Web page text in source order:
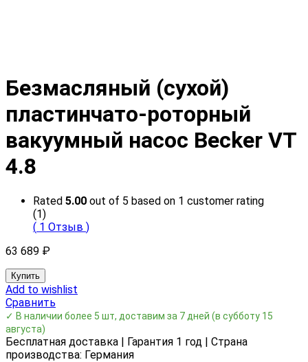
Безмасляный (сухой)
пластинчато-роторный
вакуумный насос Becker VT
4.8
Rated 5.00 out of 5 based on 1 customer rating
(1)
( 1 Отзыв )
63 689 ₽
Купить
Add to wishlist
Сравнить
✓ В наличии более 5 шт, доставим за 7 дней (в субботу 15
августа)
Бесплатная доставка | Гарантия 1 год | Страна
производства: Германия